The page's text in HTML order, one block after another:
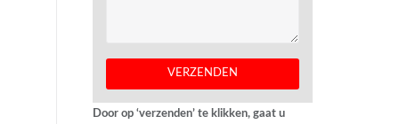
Door op ‘verzenden’ te klikken, gaat u